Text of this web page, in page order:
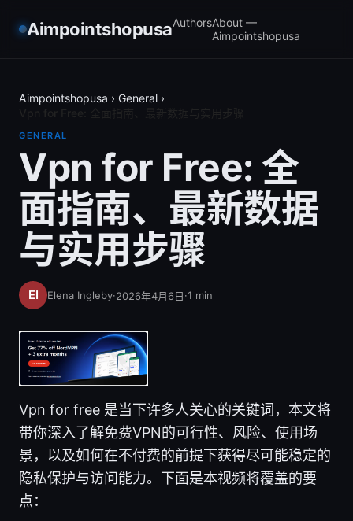
AimpointshopusaAuthorsAbout —
Aimpointshopusa
Aimpointshopusa › General ›
GENERAL
Vpn for Free: 全
面指南、最新数据
与实用步骤
Elena Ingleby·2026年4月6日·1 min
Vpn for free 是当下许多人关心的关键词，本文将
带你深入了解免费VPN的可行性、风险、使用场
景，以及如何在不付费的前提下获得尽可能稳定的
隐私保护与访问能力。下面是本视频将覆盖的要
点：